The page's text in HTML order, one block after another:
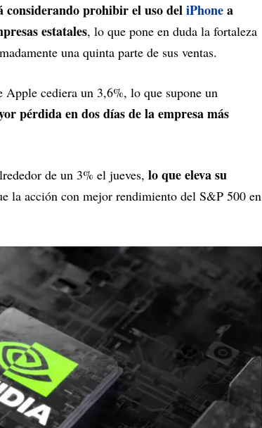
considerando prohibir el uso deliPhonea
estatales, lo que pone en duda la fortaleza
una quinta parte de sus ventas.
Apple cediera un 3,6%, lo que supone un
pérdida en dos días de la empresa más
de un 3% el jueves, lo que eleva su
la acción con mejor rendimiento del S&P 500 en